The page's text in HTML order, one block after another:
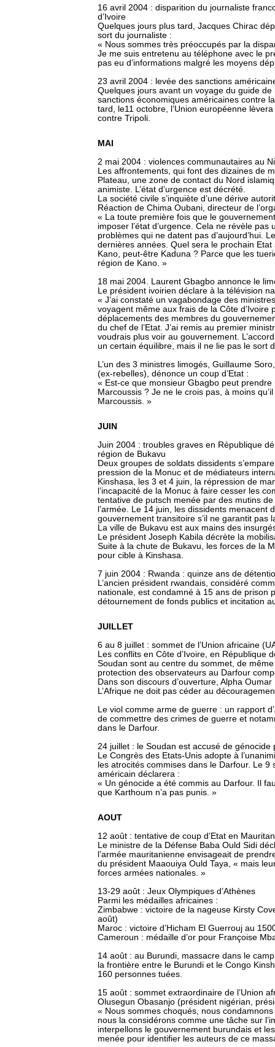
16 avril 2004 : disparition du journaliste
d’Ivoire
Quelques jours plus tard, Jacques Chirac
sort du journaliste :
« Nous sommes très préoccupés par la
Je me suis entretenu au téléphone avec le
pas eu d’informations malgré les moyens
23 avril 2004 : levée des sanctions
Quelques jours avant un voyage du guide
sanctions économiques américaines contre
tard, le11 octobre, l’Union européenne
contre Tripoli.
MAI
2 mai 2004 : violences communautaires au
Les affrontements, qui font des dizaines de
Plateau, une zone de contact du Nord
animiste. L’état d’urgence est décrété.
La société civile s’inquiète d’une dérive
Réaction de Chima Oubani, directeur de
« La toute première fois que le
imposer l’état d’urgence. Cela ne révèle
problèmes qui ne datent pas d’aujourd’hui.
dernières années. Quel sera le prochain
Kano, peut-être Kaduna ? Parce que les
région de Kano. »
18 mai 2004. Laurent Gbagbo annonce le
Le président ivoirien déclare à la télévision
« J’ai constaté un vagabondage des
voyagent même aux frais de la Côte d’Ivoire
déplacements des membres du
du chef de l’Etat. J’ai remis au premier
voudrais plus voir au gouvernement.
un certain équilibre, mais il ne lie pas le sort
L’un des 3 ministres limogés, Guillaume
(ex-rebelles), dénonce un coup d’Etat :
« Est-ce que monsieur Gbagbo peut
Marcoussis ? Je ne le crois pas, à moins
Marcoussis. »
JUIN
Juin 2004 : troubles graves en République
région de Bukavu
Deux groupes de soldats dissidents
pression de la Monuc et de médiateurs
Kinshasa, les 3 et 4 juin, la répression de
l’incapacité de la Monuc à faire cesser les
tentative de putsch menée par des mutins
l’armée. Le 14 juin, les dissidents menacent
gouvernement transitoire s’il ne garantit pas
La ville de Bukavu est aux mains des
Le président Joseph Kabila décrète la
Suite à la chute de Bukavu, les forces de la
pour cible à Kinshasa.
7 juin 2004 : Rwanda : quinze ans de
L’ancien président rwandais, considéré
nationale, est condamné à 15 ans de prison
détournement de fonds publics et incitation
JUILLET
6 au 8 juillet : sommet de l’Union africaine
Les conflits en Côte d’Ivoire, en République
Soudan sont au centre du sommet, de
protection des observateurs au Darfour
Dans son discours d’ouverture, Alpha
L’Afrique ne doit pas céder au
Le viol comme arme de guerre : un rapport
de commettre des crimes de guerre et
dans le Darfour.
24 juillet : le Soudan est accusé de génocide
Le Congrès des Etats-Unis adopte à
les atrocités commises dans le Darfour. Le 9
américain déclarera :
« Un génocide a été commis au Darfour. Il
que Karthoum n’a pas punis. »
AOUT
12 août : tentative de coup d’Etat en
Le ministre de la Défense Baba Ould Sidi
l’armée mauritanienne envisageait de
du président Maaouiya Ould Taya, « mais
forces armées nationales. »
13-29 août : Jeux Olympiques d’Athènes
Parmi les médailles africaines :
Zimbabwe : victoire de la nageuse Kirsty
août)
Maroc : victoire d’Hicham El Guerrouj au
Cameroun : médaille d’or pour Françoise
14 août : au Burundi, massacre dans le
la frontière entre le Burundi et le Congo
160 personnes tuées.
15 août : sommet extraordinaire de l’Union
Olusegun Obasanjo (président nigérian,
« Nous sommes choqués, nous
nous la considérons comme une tâche sur
interpellons le gouvernement burundais et
menée pour identifier les auteurs de ce